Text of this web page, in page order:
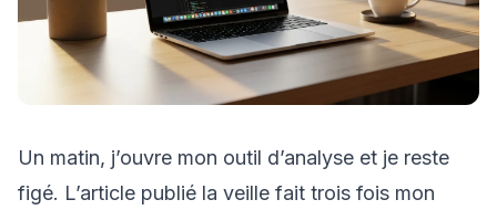
Un matin, j’ouvre mon outil d’analyse et je reste
figé. L’article publié la veille fait trois fois mon